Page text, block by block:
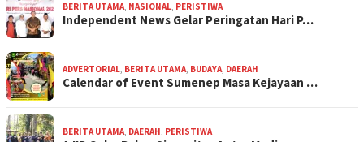
BERITA UTAMA, NASIONAL, PERISTIWA
Independent News Gelar Peringatan Hari P…
ADVERTORIAL, BERITA UTAMA, BUDAYA, DAERAH
Calendar of Event Sumenep Masa Kejayaan …
BERITA UTAMA, DAERAH, PERISTIWA